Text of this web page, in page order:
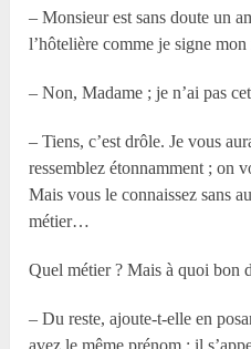
– Monsieur est sans doute un
l’hôtelière comme je signe
– Non, Madame ; je n’ai pas
– Tiens, c’est drôle. Je vous
ressemblez étonnamment ; on
Mais vous le connaissez sans
métier…
Quel métier ? Mais à quoi bon
– Du reste, ajoute-t-elle en